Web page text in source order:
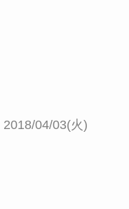
2018/04/03(火)